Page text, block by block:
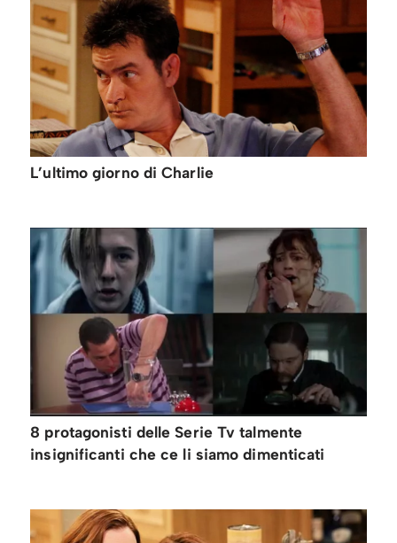
L’ultimo giorno di Charlie
8 protagonisti delle Serie Tv talmente
insignificanti che ce li siamo dimenticati